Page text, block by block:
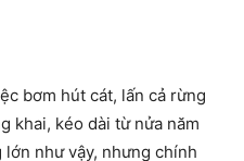
bơm hút cát, lấn cả rừng
khai, kéo dài từ nửa năm
như vậy, nhưng chính